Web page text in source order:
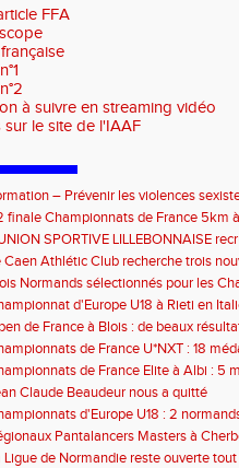
FFA
à suivre en streaming vidéo
sur le site de l'IAAF
– Prévenir les violences
26 septembre 2026
finale Championnats de France 5km
septembre 2026 : les informations
SPORTIVE LILLEBONNAISE
2026
Caen Athlétic Club recherche trois
à compter de septembre 2026
Normands sélectionnés pour les
!
d'Europe U18 à Rieti en
de France à Blois : de beaux
de France U*NXT : 18
de France Elite à Albi : 5
!
Claude Beaudeur nous a quitté
d'Europe U18 : 2
Pantalancers Masters à
Ligue de Normandie reste ouverte tout